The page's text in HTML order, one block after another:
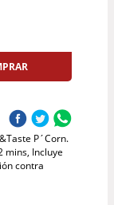
P´Corn.
mins, Incluye
contra